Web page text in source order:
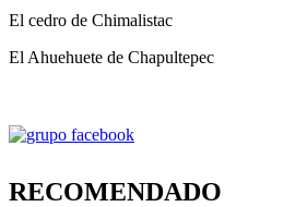
El cedro de Chimalistac
El Ahuehuete de Chapultepec
RECOMENDADO